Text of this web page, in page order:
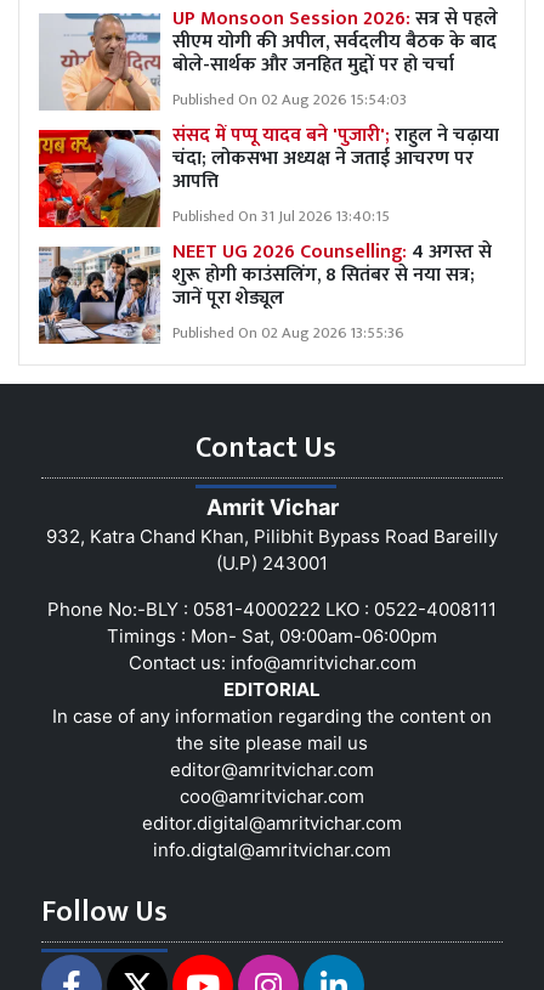
UP Monsoon Session 2026:सत्र से पहले
सीएम योगी की अपील, सर्वदलीय बैठक के बाद
बोले-सार्थक और जनहित मुद्दों पर हो चर्चा
Published On 02 Aug 2026 15:54:03
संसद में पप्पू यादव बने 'पुजारी';राहुल ने चढ़ाया
चंदा; लोकसभा अध्यक्ष ने जताई आचरण पर
आपत्ति
Published On 31 Jul 2026 13:40:15
NEET UG 2026 Counselling: 4 अगस्त से
शुरू होगी काउंसलिंग, 8 सितंबर से नया सत्र;
जानें पूरा शेड्यूल
Published On 02 Aug 2026 13:55:36
Contact Us
Amrit Vichar
932, Katra Chand Khan, Pilibhit Bypass Road Bareilly
(U.P) 243001
Phone No:-BLY : 0581-4000222 LKO : 0522-4008111
Timings : Mon- Sat, 09:00am-06:00pm
Contact us: info@amritvichar.com
EDITORIAL
In case of any information regarding the content on
the site please mail us
editor@amritvichar.com
coo@amritvichar.com
editor.digital@amritvichar.com
info.digtal@amritvichar.com
Follow Us